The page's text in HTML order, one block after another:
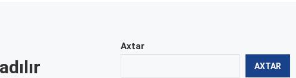
Axtar
AXTAR